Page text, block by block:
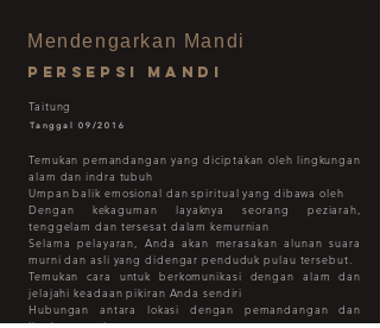
Mendengarkan Mandi
Persepsi Mandi
Taitung
Tanggal 09/2016
Temukan pemandangan yang diciptakan oleh lingkungan
alam dan indra tubuh
Umpan balik emosional dan spiritual yang dibawa oleh
Dengan kekaguman layaknya seorang peziarah,
tenggelam dan tersesat dalam kemurnian
Selama pelayaran, Anda akan merasakan alunan suara
murni dan asli yang didengar penduduk pulau tersebut.
Temukan cara untuk berkomunikasi dengan alam dan
jelajahi keadaan pikiran Anda sendiri
Hubungan antara lokasi dengan pemandangan dan